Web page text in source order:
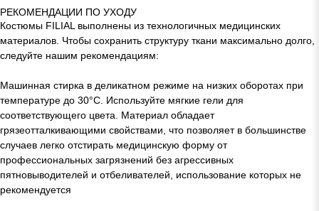
РЕКОМЕНДАЦИИ ПО УХОДУ
Костюмы FILIAL выполнены из технологичных медицинских
материалов. Чтобы сохранить структуру ткани максимально долго,
следуйте нашим рекомендациям:
Машинная стирка в деликатном режиме на низких оборотах при
температуре до 30°C. Используйте мягкие гели для
соответствующего цвета. Материал обладает
грязеотталкивающими свойствами, что позволяет в большинстве
случаев легко отстирать медицинскую форму от
профессиональных загрязнений без агрессивных
пятновыводителей и отбеливателей, использование которых не
рекомендуется